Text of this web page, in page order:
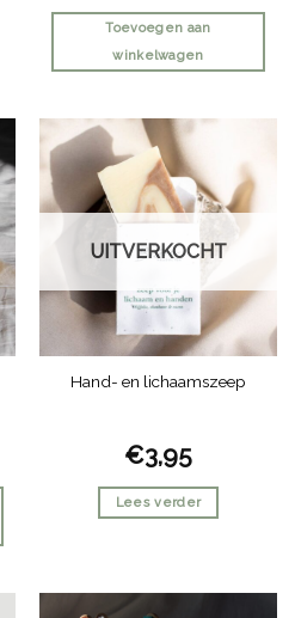
Toevoegen aan
winkelwagen
UITVERKOCHT
Hand- en lichaamszeep
€3,95
Lees verder